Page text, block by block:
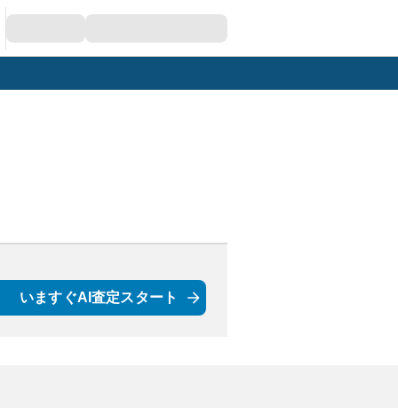
いますぐAI査定スタート